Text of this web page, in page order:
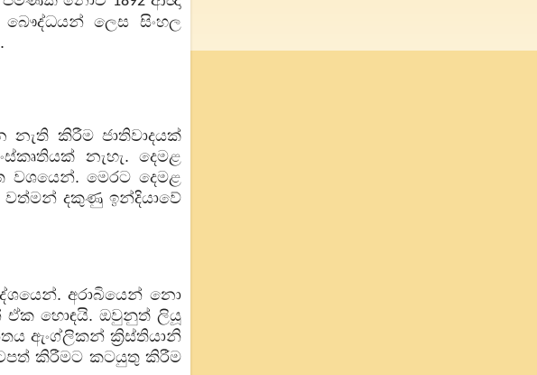
ලෙස සිංහල
කිරීම ජාතිවාදයක්
නැහැ. දෙමළ
වශයෙන්. මෙරට දෙමළ
දකුණු ඉන්දියාවේ
අරාබියෙන් නො
ඒක හොඳයි. ඔවුනුත් ලියූ
ඇංග්ලිකන් ක්‍රිස්තියානි
කිරීමට කටයුතු කිරීම